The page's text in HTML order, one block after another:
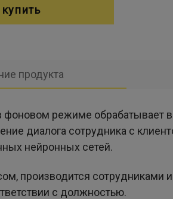
продукта
фоновом режиме обрабатывает
диалога сотрудника с
нейронных сетей.
производится
с должностью.